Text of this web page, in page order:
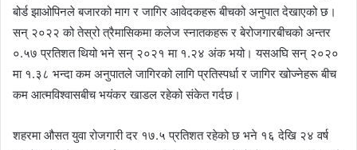
बोर्ड झाओपिनले बजारको माग र जागिर आवेदकहरू बीचको अनुपात देखाएको छ।
सन् २०२२ को तेस्रो त्रैमासिकमा कलेज स्नातकहरू र बेरोजगारबीचको अन्तर
०.५७ प्रतिशत थियो भने सन् २०२१ मा १.२४ अंक भयो। यसअघि सन् २०२०
मा १.३८ भन्दा कम अनुपातले जागिरको लागि प्रतिस्पर्धा र जागिर खोज्नेहरू बीच
कम आत्मविश्वासबीच भयंकर खाडल रहेको संकेत गर्दछ।
शहरमा औसत युवा रोजगारी दर १७.५ प्रतिशत रहेको छ भने १६ देखि २४ वर्ष